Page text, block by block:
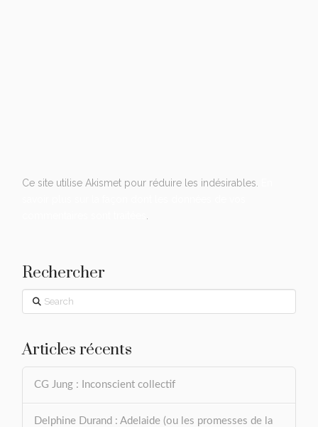
Ce site utilise Akismet pour réduire les indésirables.
Rechercher
Search
Articles récents
CG Jung : Inconscient collectif
Delphine Durand : Adelaide (ou les promesses de la